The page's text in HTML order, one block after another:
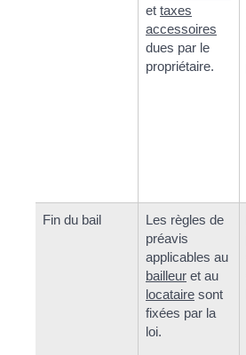
et taxes
accessoires
dues par le
propriétaire.
Fin du bail
Les règles de
préavis
applicables au
bailleur et au
locataire sont
fixées par la
loi.